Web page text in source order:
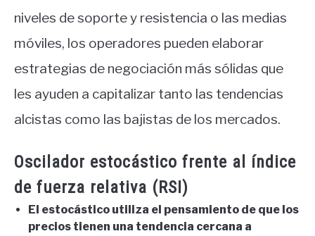
niveles de soporte y resistencia o las medias
móviles, los operadores pueden elaborar
estrategias de negociación más sólidas que
les ayuden a capitalizar tanto las tendencias
alcistas como las bajistas de los mercados.
Oscilador estocástico frente al índice
de fuerza relativa (RSI)
El estocástico utiliza el pensamiento de que los
precios tienen una tendencia cercana a